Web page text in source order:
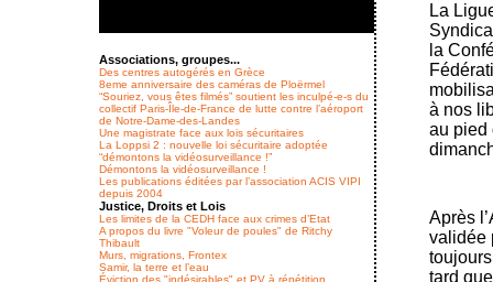
La
la
à nos
au pied
Après
validée
tard
Associations, groupes...
Des centres autogérés en Grèce
8eme anniversaire des caméras de Ploërmel
“Souriez, vous êtes filmés” soutient les inculpé-e-s du
collectif Paris-Île-de-France de lutte contre l’aéroport
de Notre-Dame-des-Landes
Une magistrate face aux lois sécuritaires
La Loppsi 2 : nouvelle loi sécuritaire adoptée
“démontons la vidéosurveillance !”
Démontons la vidéosurveillance !
Les publications éditées par l’association ACIS VIPI
depuis 2004
Justice, Droits et Lois
Les limites de la CEDH face aux crimes d’Etat
A propos du livre "Voleur de poules" de Ritchy
Thibault
Murs, migrations, Frontex
Samir, la terre et l’eau
Éviction des "indésirables" et PV à répétition